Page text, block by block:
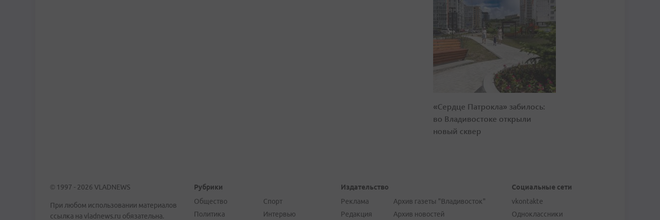
«Сердце Патрокла» забилось:
во Владивостоке открыли
новый сквер
© 1997 - 2026 VLADNEWS
При любом использовании материалов
ссылка на vladnews.ru обязательна.
Рубрики
Общество
Политика
Спорт
Интервью
Издательство
Реклама
Редакция
Архив газеты "Владивосток"
Архив новостей
Социальные сети
vkontakte
Одноклассники